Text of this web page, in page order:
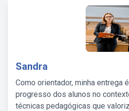
Sandra
Como orientador, minha entrega
progresso dos alunos no
técnicas pedagógicas que